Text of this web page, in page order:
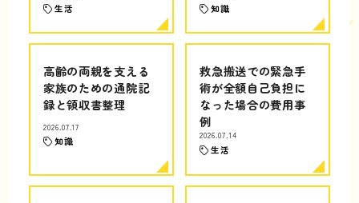
生活 知識
高齢の両親を支える
家族のための通院記
録と領収書整理
2026.07.17
知識
救急搬送での緊急手
術が全額自己負担に
なった場合の費用事
例
2026.07.14
生活